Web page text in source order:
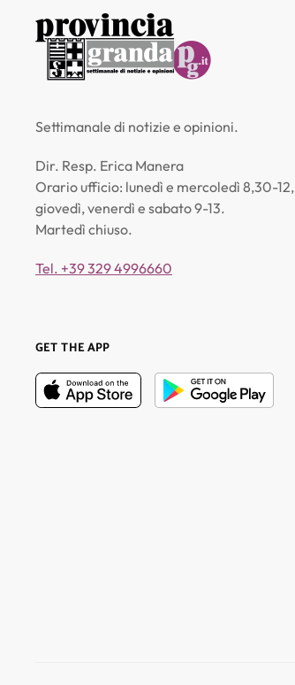
Settimanale di notizie e opinioni.
Dir. Resp. Erica Manera
Orario ufficio: lunedì e mercoledì 8,30-12,
giovedì, venerdì e sabato 9-13.
Martedì chiuso.
Tel. +39 329 4996660
GET THE APP